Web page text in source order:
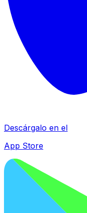
Descárgalo en el
App Store